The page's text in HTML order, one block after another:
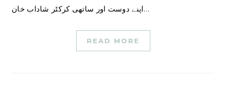
اپنے دوست اور ساتھی کرکٹر شاداب خان…
READ MORE